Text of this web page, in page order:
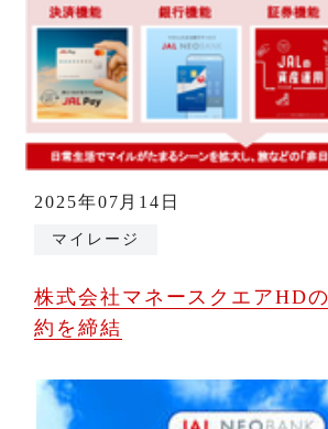
2025年07月14日
マイレージ
株式会社マネースクエアHD
約を締結